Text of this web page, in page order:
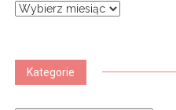
Archiwa
Kategorie